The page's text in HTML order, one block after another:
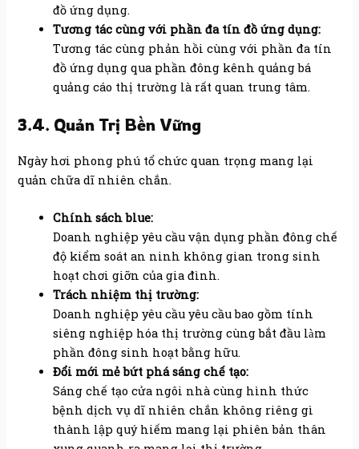
đồ ứng dụng.
Tương tác cùng với phần đa tín đồ ứng dụng:
Tương tác cùng phản hồi cùng với phần đa tín
đồ ứng dụng qua phần đông kênh quảng bá
quảng cáo thị trường là rất quan trung tâm.
3.4. Quản Trị Bền Vững
Ngày hơi phong phú tổ chức quan trọng mang lại
quản chữa dĩ nhiên chắn.
Chính sách blue:
Doanh nghiệp yêu cầu vận dụng phần đông chế
độ kiểm soát an ninh không gian trong sinh
hoạt chơi giỡn của gia đình.
Trách nhiệm thị trường:
Doanh nghiệp yêu cầu yêu cầu bao gồm tính
siêng nghiệp hóa thị trường cùng bắt đầu làm
phần đông sinh hoạt bằng hữu.
Đổi mới mẻ bứt phá sáng chế tạo:
Sáng chế tạo cửa ngôi nhà cùng hình thức
bệnh dịch vụ dĩ nhiên chắn không riêng gì
thành lập quý hiếm mang lại phiên bản thân